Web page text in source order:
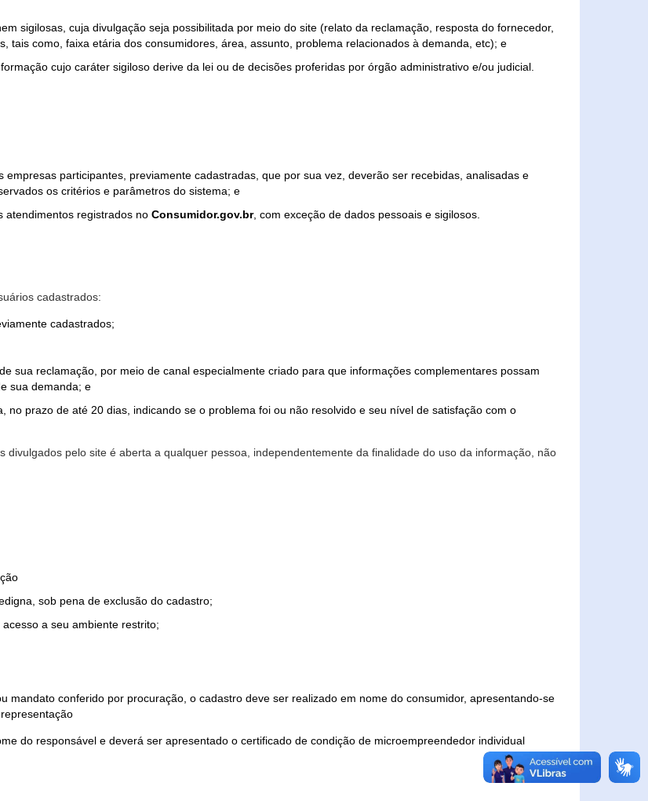
sigilosas, cuja divulgação seja possibilitada por meio do site (relato da reclamação, resposta do fornecedor,
tais como, faixa etária dos consumidores, área, assunto, problema relacionados à demanda, etc); e
cujo caráter sigiloso derive da lei ou de decisões proferidas por órgão administrativo e/ou judicial.
participantes, previamente cadastradas, que por sua vez, deverão ser recebidas, analisadas e
os critérios e parâmetros do sistema; e
atendimentos registrados no Consumidor.gov.br, com exceção de dados pessoais e sigilosos.
cadastrados:
cadastrados;
sua reclamação, por meio de canal especialmente criado para que informações complementares possam
sua demanda; e
no prazo de até 20 dias, indicando se o problema foi ou não resolvido e seu nível de satisfação com o
pelo site é aberta a qualquer pessoa, independentemente da finalidade do uso da informação, não
sob pena de exclusão do cadastro;
a seu ambiente restrito;
mandato conferido por procuração, o cadastro deve ser realizado em nome do consumidor, apresentando-se
do responsável e deverá ser apresentado o certificado de condição de microempreendedor individual